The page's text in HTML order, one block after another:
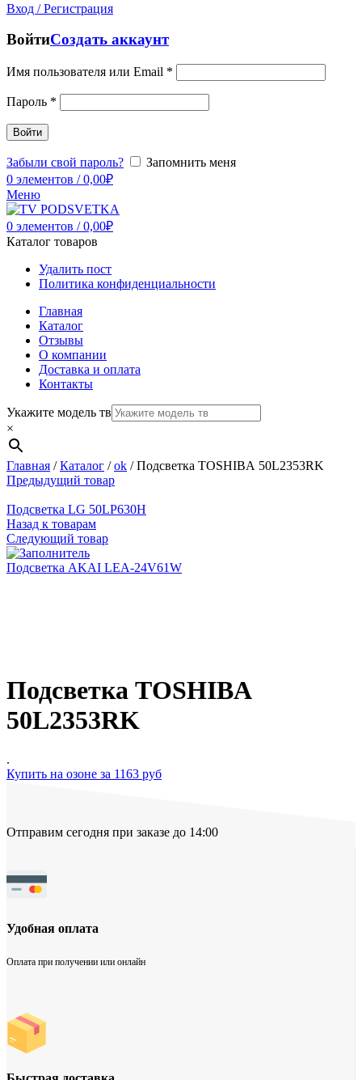
Вход / Регистрация
ВойтиСоздать аккаунт
Имя пользователя или Email *
Пароль *
Войти
Забыли свой пароль?
Запомнить меня
0 элементов / 0,00₽
Меню
0 элементов / 0,00₽
Каталог товаров
Удалить пост
Политика конфиденциальности
Главная
Каталог
Отзывы
О компании
Доставка и оплата
Контакты
Укажите модель тв
×
Главная /Каталог /ok /Подсветка ТОSHIBА 50L2353RK
Предыдущий товар
Подсветка LG 50LР630Н
Назад к товарам
Следующий товар
Подсветка AKAI LEA-24V61W
Подсветка ТОSHIBА
50L2353RK
.
Купить на озоне за 1163 руб
Отправим сегодня при заказе до 14:00
Удобная оплата
Оплата при получении или онлайн